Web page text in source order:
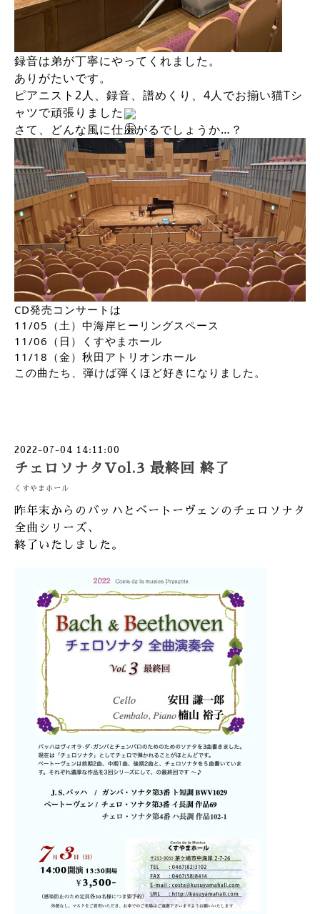
録音は弟が丁寧にやってくれました。
ありがたいです。
ピアニスト2人、録音、譜めくり、4人でお揃い猫Tシ
ャツで頑張りました
さて、どんな風に仕上がるでしょうか…？
CD発売コンサートは
11/05（土）中海岸ヒーリングスペース
11/06（日）くすやまホール
11/18（金）秋田アトリオンホール
この曲たち、弾けば弾くほど好きになりました。
2022-07-04 14:11:00
チェロソナタVol.3 最終回 終了
くすやまホール
昨年末からのバッハとベートーヴェンのチェロソナタ
全曲シリーズ、
終了いたしました。